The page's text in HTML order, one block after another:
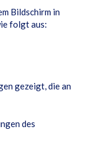
Bildschirm in
folgt aus:
gezeigt, die an
des